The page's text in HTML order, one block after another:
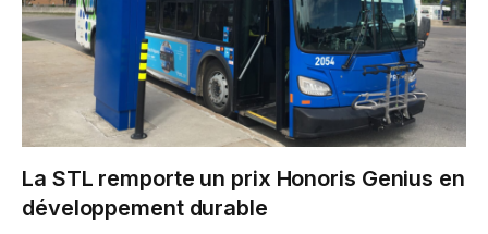
La STL remporte un prix Honoris Genius en
développement durable